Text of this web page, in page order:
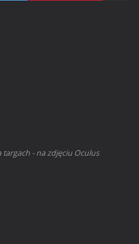
- na zdjęciu Oculus